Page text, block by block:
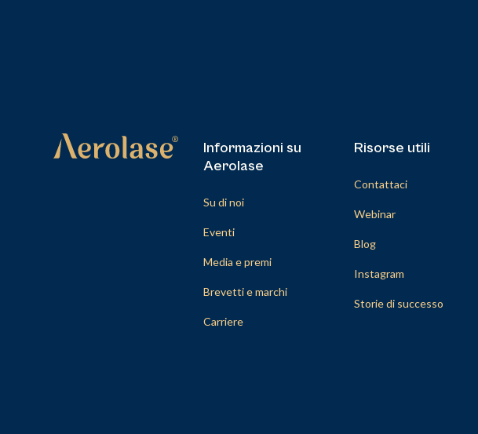
Informazioni su
Aerolase
Su di noi
Eventi
Media e premi
Brevetti e marchi
Carriere
Risorse utili
Contattaci
Webinar
Blog
Instagram
Storie di successo